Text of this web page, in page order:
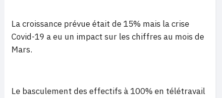
La croissance prévue était de 15% mais la crise
Covid-19 a eu un impact sur les chiffres au mois de
Mars.
Le basculement des effectifs à 100% en télétravail